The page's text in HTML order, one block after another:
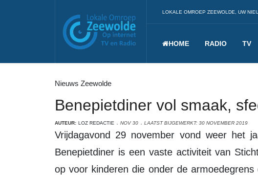
LOKALE OMROEP ZEEWOLDE, UW
HOME RADIO TV
Nieuws Zeewolde
Benepietdiner vol smaak,
AUTEUR: LOZ REDACTIE NOV 30 LAATST BIJGEWERKT: 30 NOVEMBER 2019
Vrijdagavond 29 november vond weer het jaarlijkse Benepietdiner plaats. Het
Benepietdiner is een vaste activiteit van
op voor kinderen die onder de